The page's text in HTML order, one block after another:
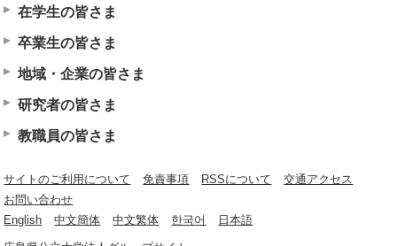
在学生の皆さま
卒業生の皆さま
地域・企業の皆さま
研究者の皆さま
教職員の皆さま
サイトのご利用について 免責事項 RSSについて
交通アクセス
お問い合わせ
English
中文簡体 中文繁体 한국어 日本語